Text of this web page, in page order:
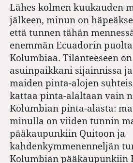
Lähes kolmen kuukauden
jälkeen, minun on
että tunnen tähän
enemmän Ecuadorin
Kolumbiaa. Tilanteeseen
asuinpaikkani sijainnissa
maiden pinta-alojen
kattaa pinta-alaltaan vain
Kolumbian pinta-alasta:
minulla on viiden tunnin
pääkaupunkiin Quitoon ja
kahdenkymmenenneljän
Kolumbian pääkaupunkiin